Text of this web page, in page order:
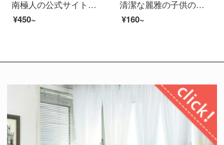
南極人の公式サイトでは、新しい子供用タオルの綿のガーゼの顔を洗って、赤ちゃん用タオルの柔軟な吸水性家庭用新生児用のベビー風呂用のウサギの4つのセットがあります。
¥450~
清潔な麗雅の子供のタオル5条は顔を洗って純綿の子供のタオルのかわいい漫画の赤ちゃんの柔軟な吸水の小さいタオルの果物を詰めます--5条は（色がランダムです）の25*50 cmを詰めます
¥160~